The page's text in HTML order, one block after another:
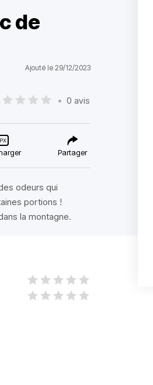
de
Ajouté le 29/12/2023
• 0 avis
Partager
odeurs qui
portions !
la montagne.